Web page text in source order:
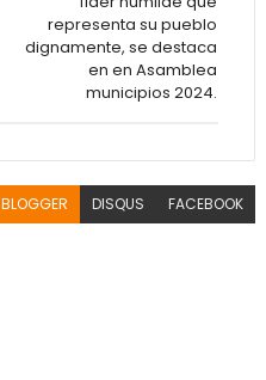
representa su pueblo
dignamente, se destaca
en en Asamblea
municipios 2024.
BLOGGER DISQUS FACEBOOK